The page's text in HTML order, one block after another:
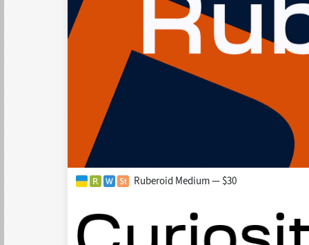
Ruberoid Medium — $30